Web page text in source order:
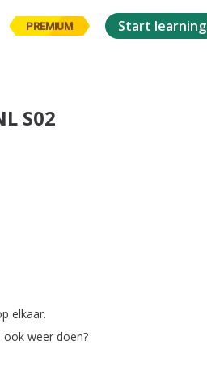
PREMIUM Start learning
S02
elkaar.
ook weer doen?